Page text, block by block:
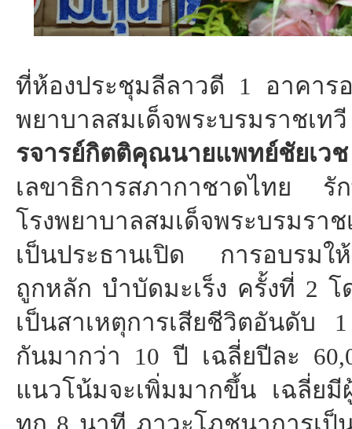
ที่ห้องประชุมลีลาวดี 1 อาคา
พยาบาลสมเด็จพระบรมราชเ
รจารย์กิตติคุณนายแพทย์ชัยเ
เลขาธิการสภากาชาดไทย รั
โรงพยาบาลสมเด็จพระบรม
เป็นประธานเปิด การอบรมใ
ถูกหลัก บำบัดมะเร็ง ครั้งที่ 2 โ
เป็นสาเหตุการเสียชีวิตอันดับ
กันมากว่า 10 ปี เฉลี่ยปีละ
แนวโน้มจะเพิ่มมากขึ้น เฉลี่ย